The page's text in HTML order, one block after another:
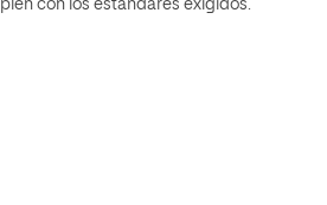
con los estándares exigidos.